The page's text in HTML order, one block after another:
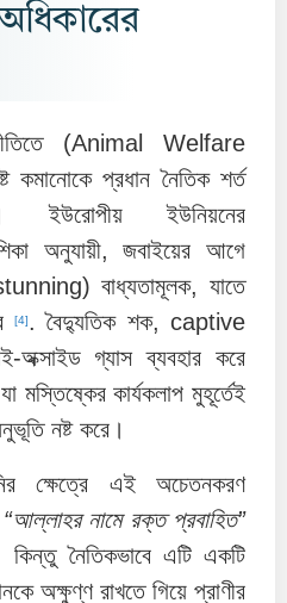
(Animal Welfare
প্রধান নৈতিক শর্ত
ইউরোপীয় ইউনিয়নের
অনুযায়ী, জবাইয়ের আগে
বাধ্যতামূলক, যাতে
[4]. বৈদ্যুতিক শক, captive
অক্সাইড গ্যাস ব্যবহার করে
মস্তিষ্কের কার্যকলাপ মুহূর্তেই
নষ্ট করে।
ক্ষেত্রে এই অচেতনকরণ
“আল্লাহর নামে রক্ত প্রবাহিত”
নৈতিকভাবে এটি একটি
অক্ষুণ্ণ রাখতে গিয়ে প্রাণীর